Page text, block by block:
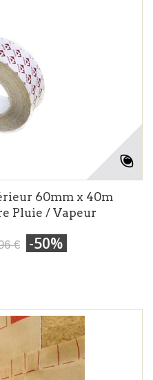
60mm x 40m
Pluie / Vapeur
€ -50%